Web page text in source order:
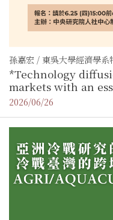
孫嘉宏 / 東吳大學經濟學系
*Technology
markets with an
game analysis
2026/06/26